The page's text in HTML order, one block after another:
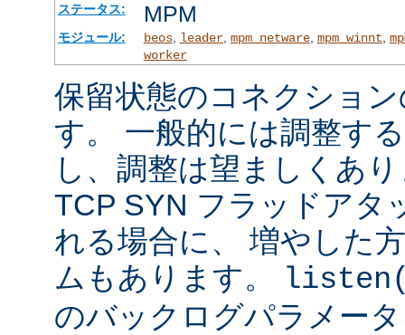
ステータス: MPM
モジュール: beos, leader, mpm_netware, mpm_winnt,
worker
保留状態のコネクショ
す。 一般的には調整す
し、調整は望ましくあ
TCP SYN フラッドアタ
れる場合に、 増やした
ムもあります。
のバックログパラメー